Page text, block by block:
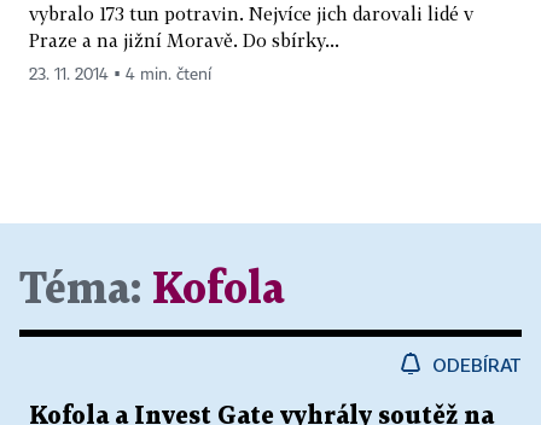
vybralo 173 tun potravin. Nejvíce jich darovali lidé v
Praze a na jižní Moravě. Do sbírky...
23. 11. 2014 ▪ 4 min. čtení
Téma: Kofola
ODEBÍRAT
Kofola a Invest Gate vyhrály soutěž na